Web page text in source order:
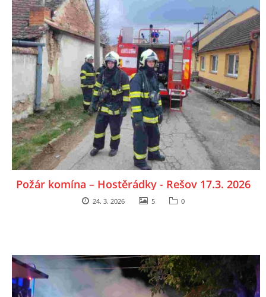
Požár komína – Hostěrádky - Rešov 17.3. 2026
24. 3. 2026 5 0